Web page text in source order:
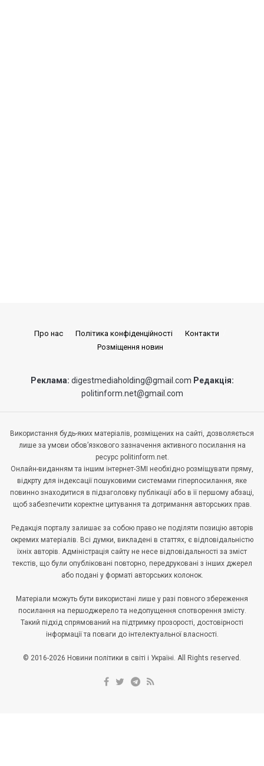
Про нас Політика конфіденційності
Контакти
Розміщення новин
Реклама: digestmediaholding@gmail.com Редакція:
politinform.net@gmail.com
Використання будь-яких матеріалів, розміщених на сайті, дозволяється
лише за умови обов’язкового зазначення активного посилання на
ресурс politinform.net.
Онлайн-виданням та іншим інтернет-ЗМІ необхідно розміщувати пряму,
відкрту для індексації пошуковими системами гіперпосилання, яке
повинно знаходитися в підзаголовку публікації або в її першому абзаці,
щоб забезпечити коректне цитування та дотримання авторських прав.
Редакція порталу залишає за собою право не поділяти позицію авторів
окремих матеріалів. Всі думки, викладені в статтях, є відповідальністю
їхніх авторів. Адміністрація сайту не несе відповідальності за зміст
текстів, що були опубліковані повторно, передруковані з інших джерел
або подані у форматі авторських колонок.
Матеріали можуть бути використані лише у разі повного збереження
посилання на першоджерело та недопущення спотворення змісту.
Такий підхід спрямований на підтримку прозорості, достовірності
інформації та поваги до інтелектуальної власності.
© 2016-2026 Новини політики в світі і Україні. All Rights reserved.